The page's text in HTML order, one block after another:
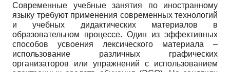
Современные учебные занятия по иностранному
языку требуют применения современных технологий
и учебных дидактических материалов в
образовательном процессе. Один из эффективных
способов усвоения лексического материала –
использование различных графических
организаторов или упражнений с использованием